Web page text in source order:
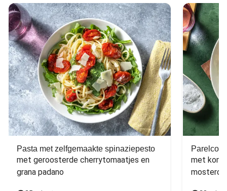
Pasta met zelfgemaakte spinaziepesto
met geroosterde cherrytomaatjes en
grana padano
met